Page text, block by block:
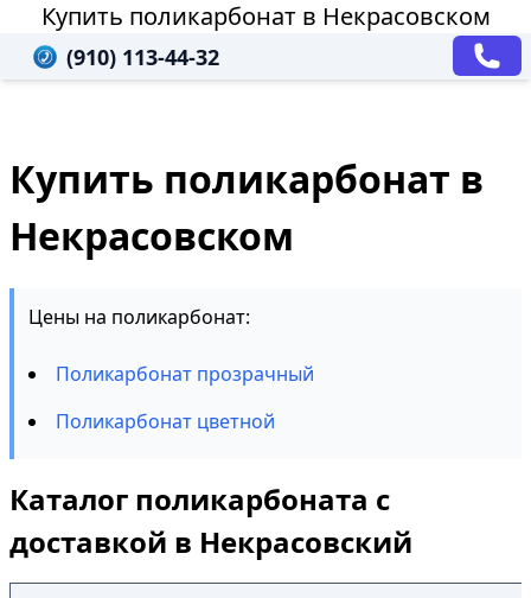
Купить поликарбонат в Некрасовском
(910) 113-44-32
Купить поликарбонат в
Некрасовском
Цены на поликарбонат:
Поликарбонат прозрачный
Поликарбонат цветной
Каталог поликарбоната с
доставкой в Некрасовский